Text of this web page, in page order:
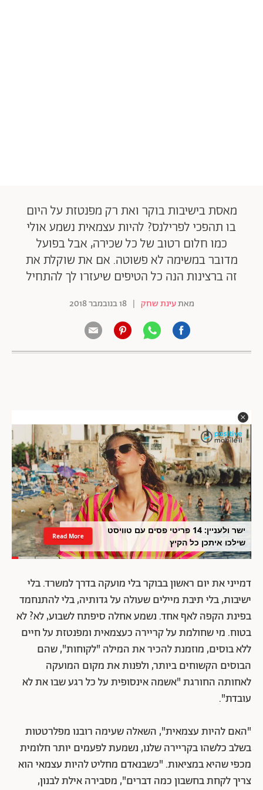
מאסת בישיבות בוקר ואת רק מפנטזת על היום
בו תהפכי לפרילנס? להיות עצמאית נשמע אולי
כמו חלום רטוב של כל שכירה, אבל בפועל
מדובר במשימה לא פשוטה. אם את שוקלת את
זה ברצינות הנה כל הטיפים שיעזרו לך להתחיל
מאתעינת שחק | 18 בנובמבר 2018
ישר ולעניין: 14 פריטי פסים עם טוויסט
שילכו איתכן כל הקיץ
Read More
דמייני את יום ראשון בבוקר בלי מועקה בדרך למשרד. בלי
ישיבות, בלי תיבת מיילים שעולה על גדותיה, בלי להתנחמד
בפינת הקפה לאף אחד. נשמע אחלה סיפתח לשבוע, לא? לא
בטוח. מי שחולמת על קריירה כעצמאית ומפנטזת על חיים
ללא בוסים, מוזמנת להכיר את המילה "לקוחות", שהם
הבוסים הקשוחים ביותר, ולפנות את מקום המועקה
לאחותה החורגת "אשמה אינסופית על כל רגע שבו את לא
עובדת".
"האם להיות עצמאית", השאלה שעימה רובנו מפלרטטות
בשלב כלשהו בקריירה שלנו, נשמעת לפעמים יותר חלומית
מכפי שהיא במציאות. "כשבנאדם מחליט להיות עצמאי הוא
צריך לקחת בחשבון כמה דברים", מסבירה אילת לבנון,